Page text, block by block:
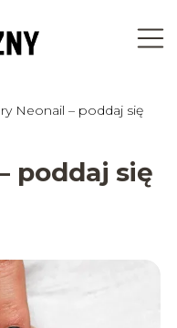
Neonail – poddaj się
poddaj się